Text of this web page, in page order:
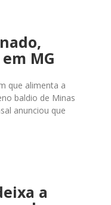
MG
que alimenta a
baldio de Minas
anunciou que
a